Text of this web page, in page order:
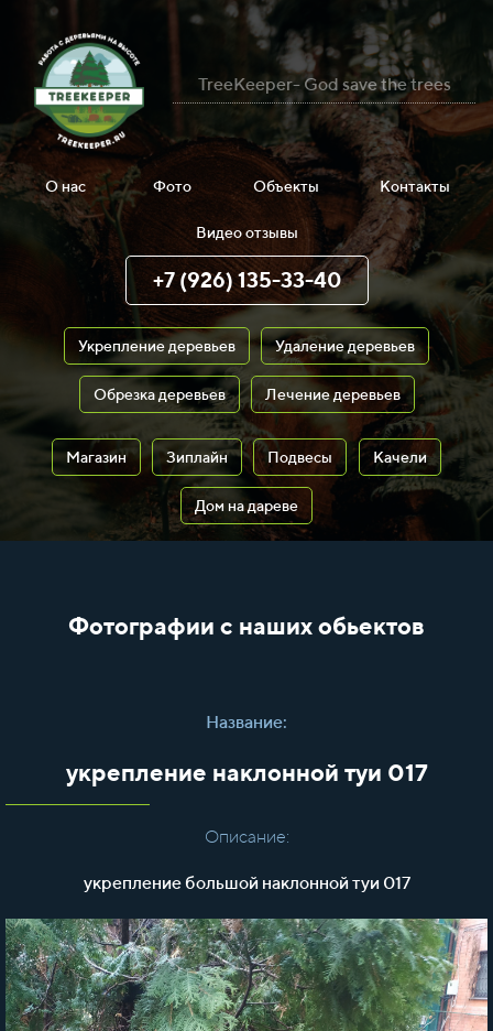
TreeKeeper- God save the trees
О нас Фото Объекты Контакты
Видео отзывы
+7 (926) 135-33-40
Укрепление деревьев Удаление деревьев
Обрезка деревьев Лечение деревьев
Магазин Зиплайн Подвесы Качели
Дом на дареве
Фотографии с наших обьектов
Название:
укрепление наклонной туи 017
Описание:
укрепление большой наклонной туи 017